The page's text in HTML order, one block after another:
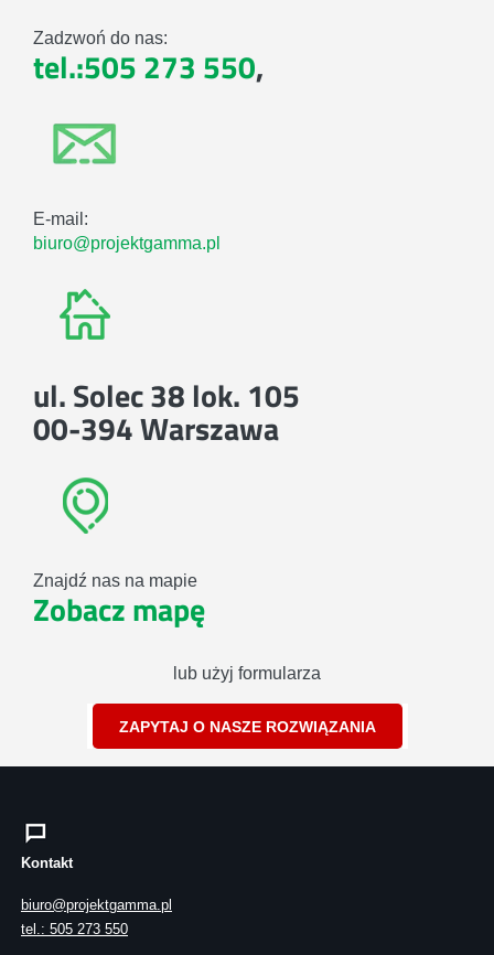
Zadzwoń do nas:
tel.:505 273 550,
E-mail:
biuro@projektgamma.pl
ul. Solec 38 lok. 105
00-394 Warszawa
Znajdź nas na mapie
Zobacz mapę
lub użyj formularza
ZAPYTAJ O NASZE ROZWIĄZANIA
Kontakt
biuro@projektgamma.pl
tel.: 505 273 550